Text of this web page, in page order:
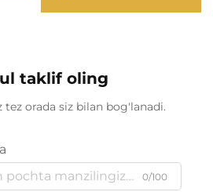
taklif oling
orada siz bilan bog'lanadi.
0/100